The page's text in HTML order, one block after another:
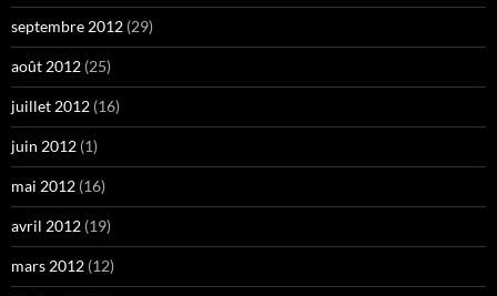
septembre 2012 (29)
août 2012 (25)
juillet 2012 (16)
juin 2012 (1)
mai 2012 (16)
avril 2012 (19)
mars 2012 (12)